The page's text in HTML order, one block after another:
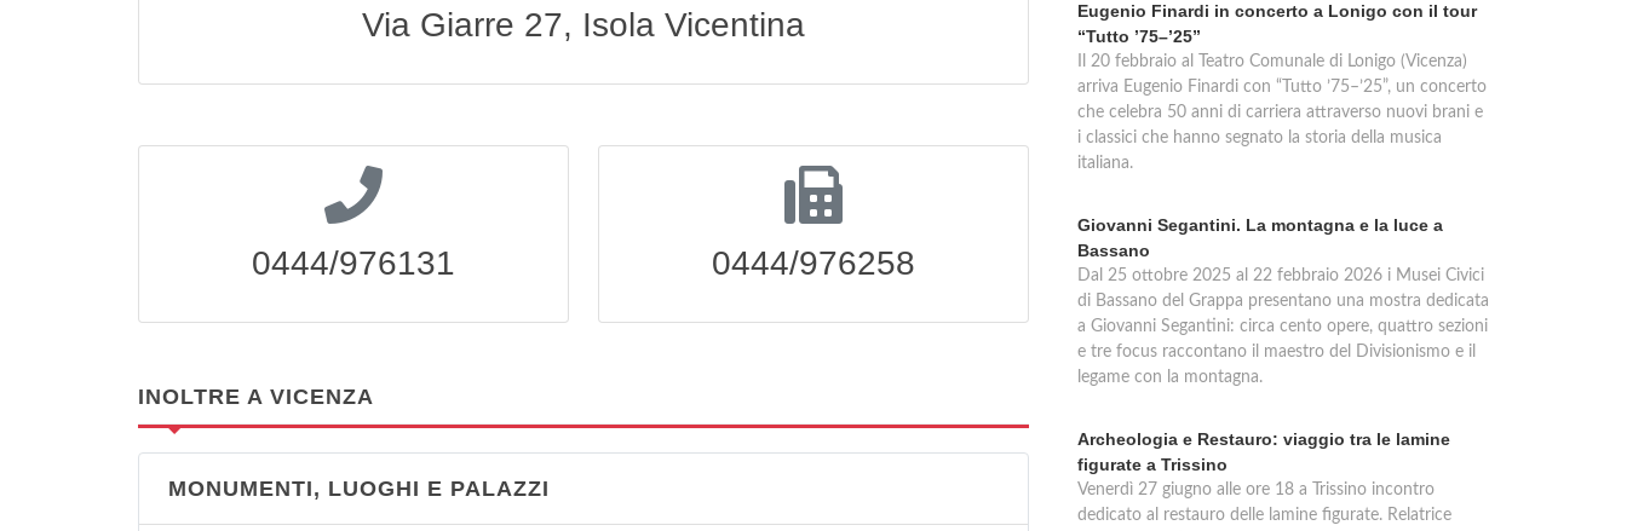
Via Giarre 27, Isola Vicentina
0444/976131 0444/976258
INOLTRE A VICENZA
MONUMENTI, LUOGHI E PALAZZI
Eugenio Finardi in concerto a Lonigo con il tour
“Tutto ’75–’25”
Il 20 febbraio al Teatro Comunale di Lonigo (Vicenza)
arriva Eugenio Finardi con “Tutto ’75–’25”, un concerto
che celebra 50 anni di carriera attraverso nuovi brani e
i classici che hanno segnato la storia della musica
italiana.
Giovanni Segantini. La montagna e la luce a
Bassano
Dal 25 ottobre 2025 al 22 febbraio 2026 i Musei Civici
di Bassano del Grappa presentano una mostra dedicata
a Giovanni Segantini: circa cento opere, quattro sezioni
e tre focus raccontano il maestro del Divisionismo e il
legame con la montagna.
Archeologia e Restauro: viaggio tra le lamine
figurate a Trissino
Venerdì 27 giugno alle ore 18 a Trissino incontro
dedicato al restauro delle lamine figurate. Relatrice